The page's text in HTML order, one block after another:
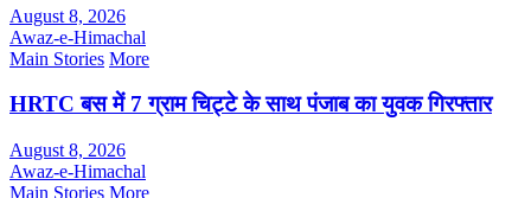
August 8, 2026
Awaz-e-Himachal
Main Stories More
HRTC बस में 7 ग्राम चिट्टे के साथ पंजाब का युवक गिरफ्तार
August 8, 2026
Awaz-e-Himachal
Main Stories More